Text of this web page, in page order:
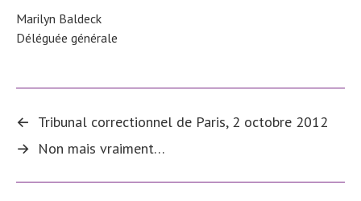
Marilyn Baldeck
Déléguée générale
← Tribunal correctionnel de Paris, 2 octobre 2012
→ Non mais vraiment…